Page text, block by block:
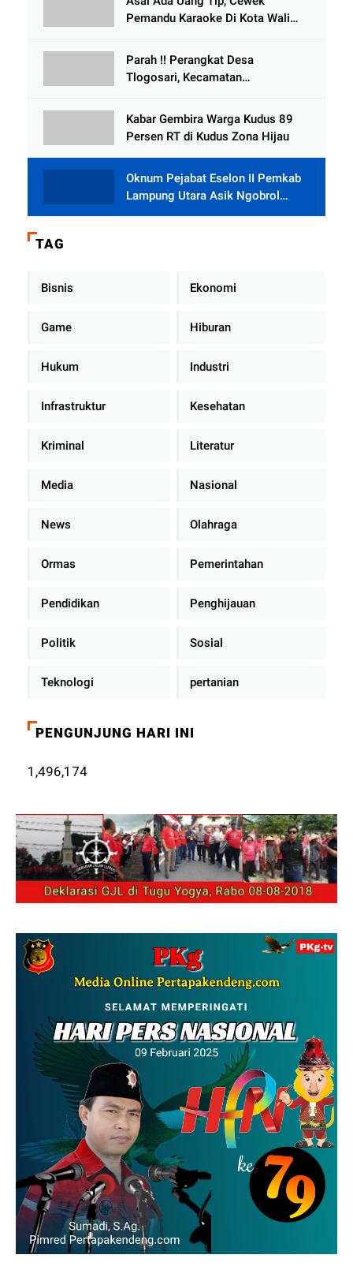
Selewengkan Bantuan Mushola
Pemandu Karaoke Di Kota Wali
Parah !! Perangkat Desa
Tlogosari, Kecamatan
Rumah dari BAZNAS
Kabar Gembira Warga Kudus 89
Persen RT di Kudus Zona Hijau
Oknum Pejabat Eselon II Pemkab
Lampung Utara Asik Ngobrol
Dengan Teman Kencan Wanitanya
TAG
Bisnis Ekonomi
Game Hiburan
Hukum Industri
Infrastruktur Kesehatan
Kriminal Literatur
Media Nasional
News Olahraga
Ormas Pemerintahan
Pendidikan Penghijauan
Politik Sosial
Teknologi pertanian
PENGUNJUNG HARI INI
1,496,174